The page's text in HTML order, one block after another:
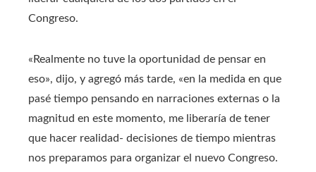
Congreso.
«Realmente no tuve la oportunidad de pensar en
eso», dijo, y agregó más tarde, «en la medida en que
pasé tiempo pensando en narraciones externas o la
magnitud en este momento, me liberaría de tener
que hacer realidad- decisiones de tiempo mientras
nos preparamos para organizar el nuevo Congreso.